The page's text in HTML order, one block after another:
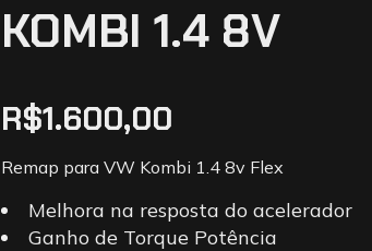
KOMBI 1.4 8V
R$1.600,00
Remap para VW Kombi 1.4 8v Flex
Melhora na resposta do acelerador
Ganho de Torque Potência